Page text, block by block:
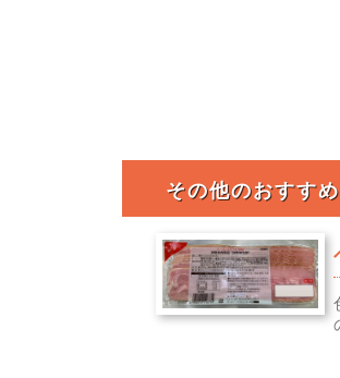
その他のおすすめ